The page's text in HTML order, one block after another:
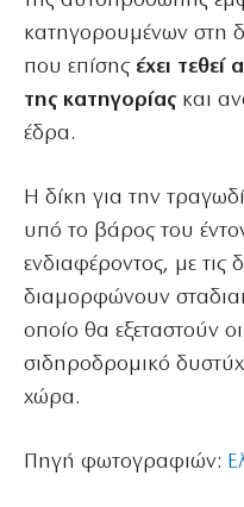
κατηγορουμένων στη
που επίσης έχει
της κατηγορίας και
έδρα.
Η δίκη για την
υπό το βάρος του
ενδιαφέροντος, με τις
διαμορφώνουν
οποίο θα εξεταστούν
σιδηροδρομικό
χώρα.
Πηγή φωτογραφιών: